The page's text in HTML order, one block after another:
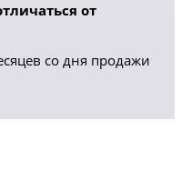
от
со дня продажи